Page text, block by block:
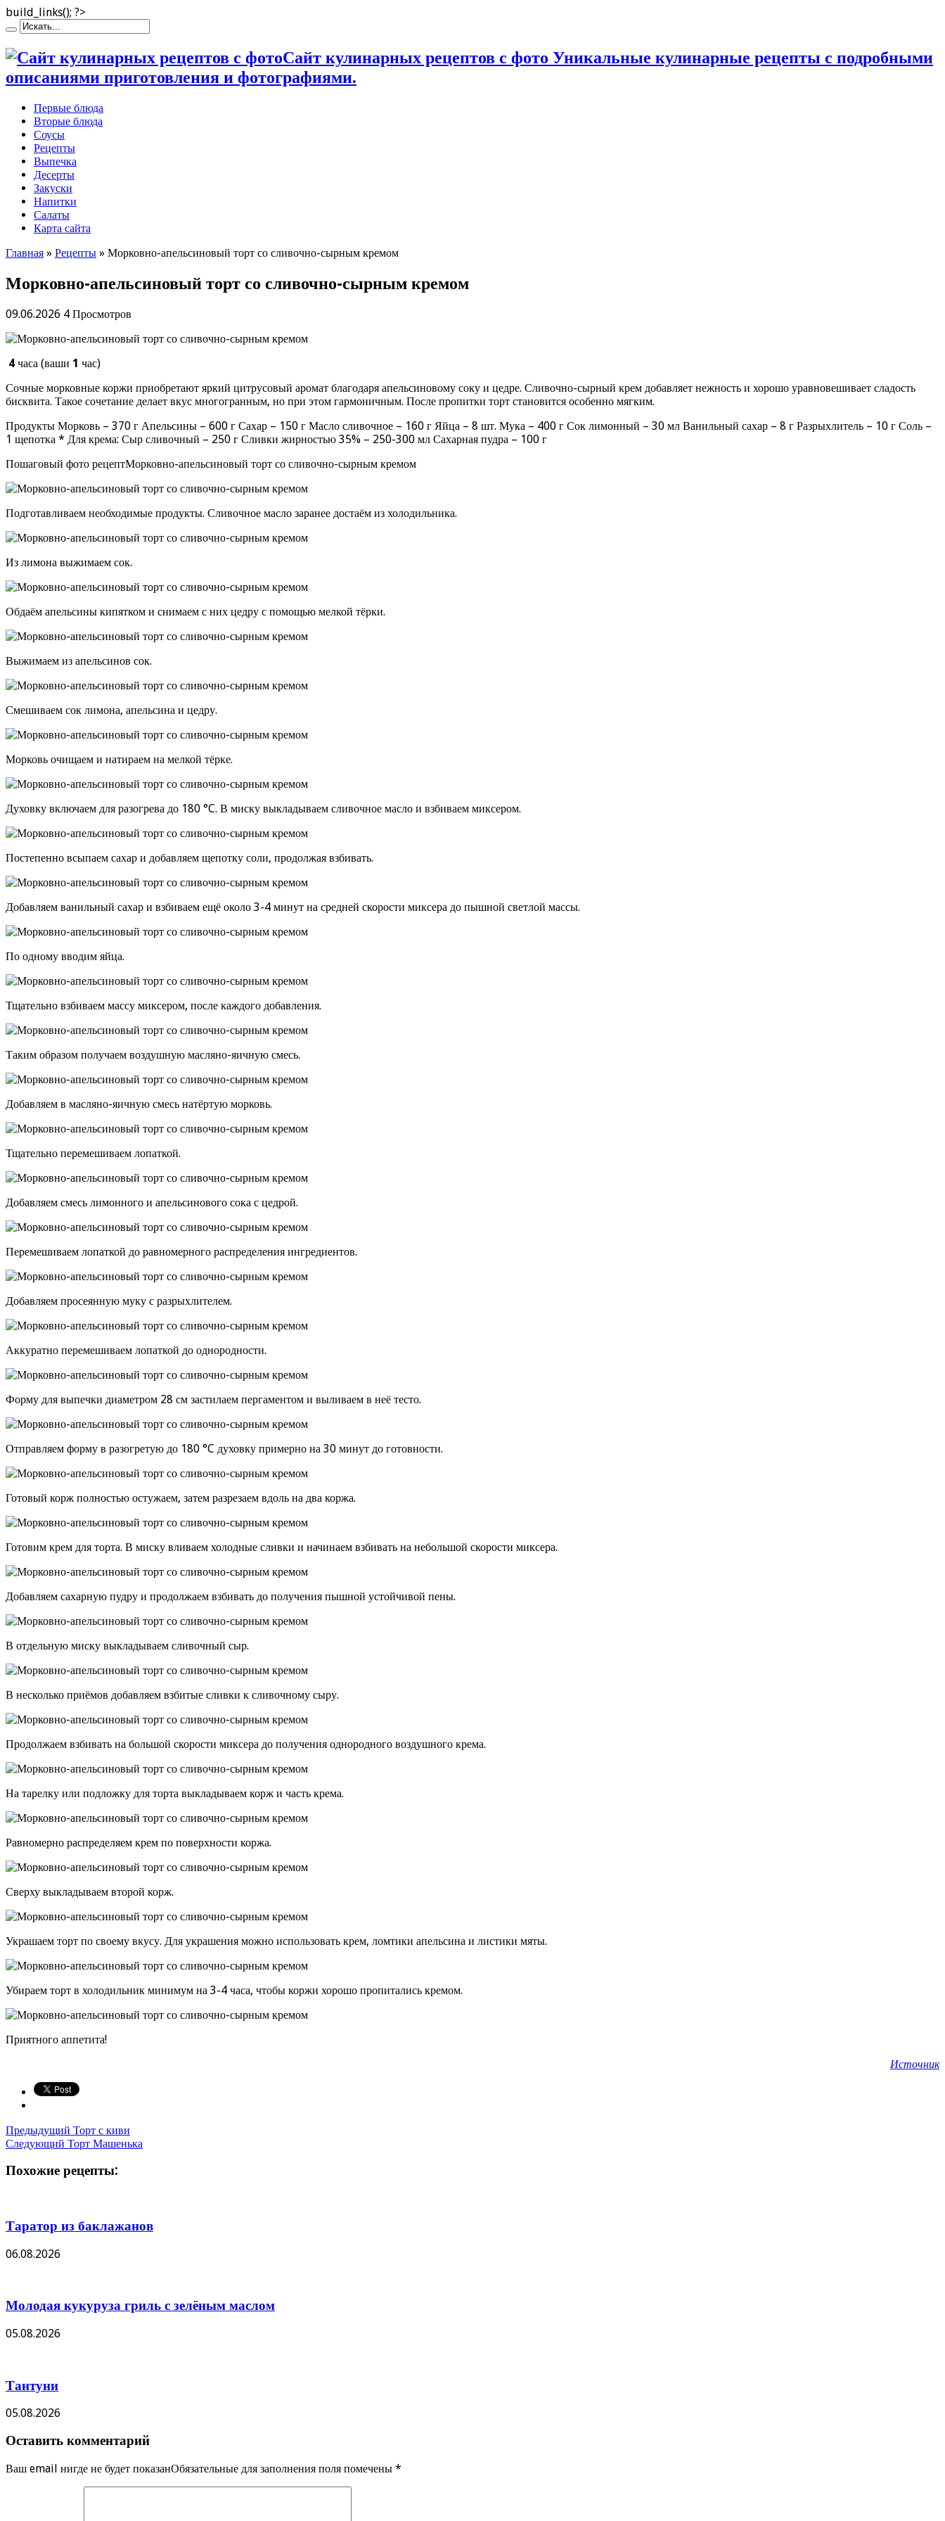
build_links(); ?>
Сайт кулинарных рецептов с фото Уникальные кулинарные рецепты с подробными
описаниями приготовления и фотографиями.
Первые блюда
Вторые блюда
Соусы
Рецепты
Выпечка
Десерты
Закуски
Напитки
Салаты
Карта сайта
Главная » Рецепты » Морковно-апельсиновый торт со сливочно-сырным кремом
Морковно-апельсиновый торт со сливочно-сырным кремом
09.06.2026 4 Просмотров
4 часа (ваши 1 час)
Сочные морковные коржи приобретают яркий цитрусовый аромат благодаря апельсиновому соку и цедре. Сливочно-сырный крем добавляет нежность и хорошо уравновешивает сладость
бисквита. Такое сочетание делает вкус многогранным, но при этом гармоничным. После пропитки торт становится особенно мягким.
Продукты Морковь – 370 г Апельсины – 600 г Сахар – 150 г Масло сливочное – 160 г Яйца – 8 шт. Мука – 400 г Сок лимонный – 30 мл Ванильный сахар – 8 г Разрыхлитель – 10 г Соль –
1 щепотка * Для крема: Сыр сливочный – 250 г Сливки жирностью 35% – 250-300 мл Сахарная пудра – 100 г
Пошаговый фото рецептМорковно-апельсиновый торт со сливочно-сырным кремом
Подготавливаем необходимые продукты. Сливочное масло заранее достаём из холодильника.
Из лимона выжимаем сок.
Обдаём апельсины кипятком и снимаем с них цедру с помощью мелкой тёрки.
Выжимаем из апельсинов сок.
Смешиваем сок лимона, апельсина и цедру.
Морковь очищаем и натираем на мелкой тёрке.
Духовку включаем для разогрева до 180 °C. В миску выкладываем сливочное масло и взбиваем миксером.
Постепенно всыпаем сахар и добавляем щепотку соли, продолжая взбивать.
Добавляем ванильный сахар и взбиваем ещё около 3-4 минут на средней скорости миксера до пышной светлой массы.
По одному вводим яйца.
Тщательно взбиваем массу миксером, после каждого добавления.
Таким образом получаем воздушную масляно-яичную смесь.
Добавляем в масляно-яичную смесь натёртую морковь.
Тщательно перемешиваем лопаткой.
Добавляем смесь лимонного и апельсинового сока с цедрой.
Перемешиваем лопаткой до равномерного распределения ингредиентов.
Добавляем просеянную муку с разрыхлителем.
Аккуратно перемешиваем лопаткой до однородности.
Форму для выпечки диаметром 28 см застилаем пергаментом и выливаем в неё тесто.
Отправляем форму в разогретую до 180 °C духовку примерно на 30 минут до готовности.
Готовый корж полностью остужаем, затем разрезаем вдоль на два коржа.
Готовим крем для торта. В миску вливаем холодные сливки и начинаем взбивать на небольшой скорости миксера.
Добавляем сахарную пудру и продолжаем взбивать до получения пышной устойчивой пены.
В отдельную миску выкладываем сливочный сыр.
В несколько приёмов добавляем взбитые сливки к сливочному сыру.
Продолжаем взбивать на большой скорости миксера до получения однородного воздушного крема.
На тарелку или подложку для торта выкладываем корж и часть крема.
Равномерно распределяем крем по поверхности коржа.
Сверху выкладываем второй корж.
Украшаем торт по своему вкусу. Для украшения можно использовать крем, ломтики апельсина и листики мяты.
Убираем торт в холодильник минимум на 3-4 часа, чтобы коржи хорошо пропитались кремом.
Приятного аппетита!
Источник
Предыдущий Торт с киви
Следующий Торт Машенька
Похожие рецепты:
Таратор из баклажанов
06.08.2026
Молодая кукуруза гриль с зелёным маслом
05.08.2026
Тантуни
05.08.2026
Оставить комментарий
Ваш email нигде не будет показанОбязательные для заполнения поля помечены *